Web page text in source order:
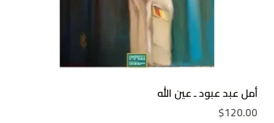
أمل عبد عبود ـ عين الله
$120.00